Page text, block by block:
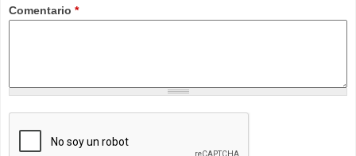
Comentario *